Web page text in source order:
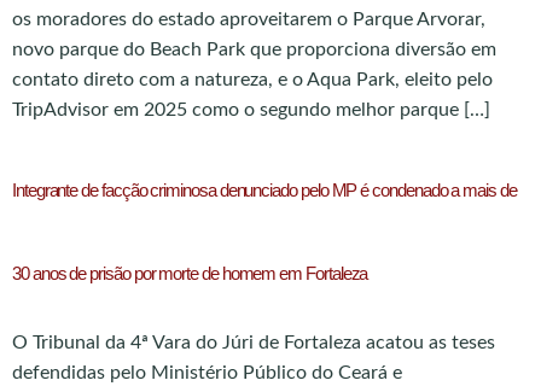
os moradores do estado aproveitarem o Parque Arvorar,
novo parque do Beach Park que proporciona diversão em
contato direto com a natureza, e o Aqua Park, eleito pelo
TripAdvisor em 2025 como o segundo melhor parque […]
Integrante de facção criminosa denunciado pelo MP é condenado a mais de
30 anos de prisão por morte de homem em Fortaleza
O Tribunal da 4ª Vara do Júri de Fortaleza acatou as teses
defendidas pelo Ministério Público do Ceará e